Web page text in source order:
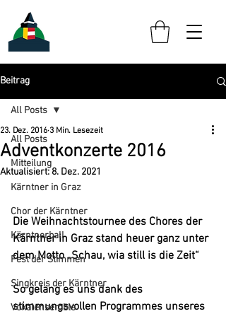
Beitrag
All Posts
Mitteilung
Kärntner in Graz
Chor der Kärntner
Kärntnerball
Fest der Stimmen
Singkreis der Kärntner
Vokalensemble
All Posts
Adventkonzerte 2016
23. Dez. 2016 3 Min. Lesezeit
Aktualisiert:8. Dez. 2021
Die Weihnachtstournee des Chores der
Kärntner in Graz stand heuer ganz unter
dem Motto „Schau, wia still is die Zeit“
So gelang es uns dank des
stimmungsvollen Programmes unseres